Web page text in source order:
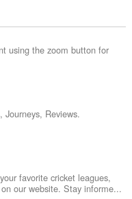
using the zoom button for
Reviews.
favorite cricket leagues,
our website. Stay informe...